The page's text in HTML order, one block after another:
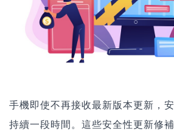
手機即使不再接收最新版本更新，
持續一段時間。這些安全性更新修